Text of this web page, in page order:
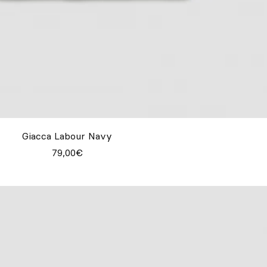
Giacca Labour Navy
79,00€